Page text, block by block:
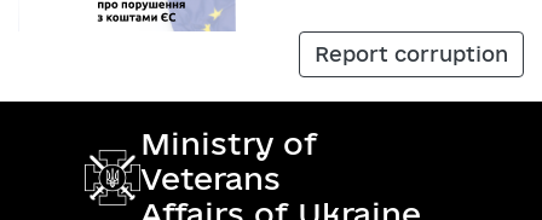
Report corruption
Ministry of
Veterans
Affairs of Ukraine